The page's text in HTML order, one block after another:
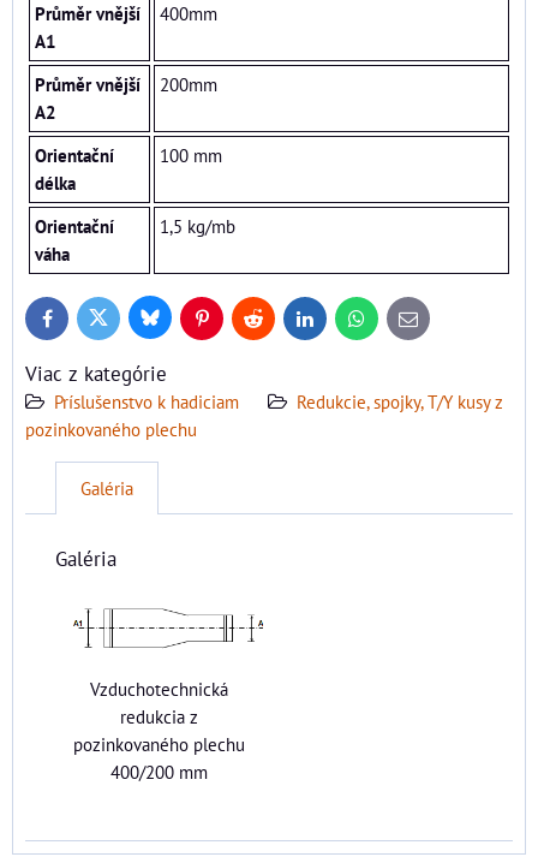
Průměr vnější
A1
400mm
Průměr vnější
A2
200mm
Orientační
délka
100 mm
Orientační
váha
1,5 kg/mb
FacebookTwitter BlueskyPinterestReddit LinkedInWhatsApp
E-
mail
Viac z kategórie
Príslušenstvo k hadiciam
Redukcie, spojky, T/Y kusy z
pozinkovaného plechu
Galéria
Galéria
Vzduchotechnická
redukcia z
pozinkovaného plechu
400/200 mm